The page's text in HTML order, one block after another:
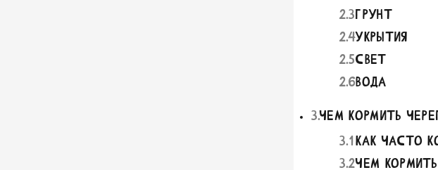
2.3Грунт
2.4Укрытия
2.5Свет
2.6Вода
3.Чем кормить
3.1Как часто
3.2Чем